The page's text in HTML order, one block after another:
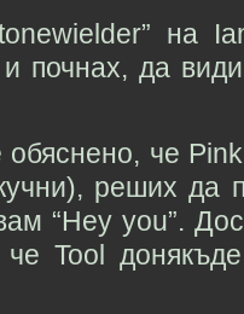
на
почнах, да
че
реших да
“Hey you”.
че Tool